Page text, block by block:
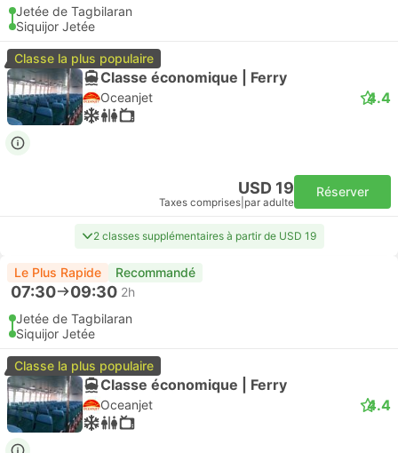
Jetée de Tagbilaran
Siquijor Jetée
Classe la plus populaire
Classe économique | Ferry
Oceanjet 4.4
USD 19
Taxes comprises par adulte
Réserver
2 classes supplémentaires à partir de USD 19
Le Plus Rapide Recommandé
07:30 09:30 2h
Jetée de Tagbilaran
Siquijor Jetée
Classe la plus populaire
Classe économique | Ferry
Oceanjet 4.4